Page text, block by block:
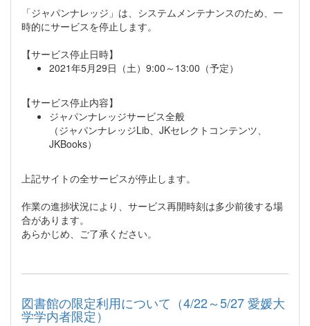
「ジャパンナレッジ」は、システムメンテナンスのため、一
時的にサービスを停止します。
【サービス停止日時】
2021年5月29日（土）9:00～13:00（予定）
【サービス停止内容】
ジャパンナレッジサービス全般
（ジャパンナレッジLib、JKセレクトコンテンツ、
JKBooks）
上記サイトの全サービスが停止します。
作業の進捗状況により、サービス再開時刻は多少前後する場
合があります。
あらかじめ、ご了承ください。
図書館の限定利用について（4/22～5/27 愛媛大
学学内者限定）